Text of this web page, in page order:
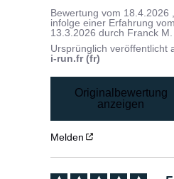
Bewertung vom 18.4.2026
infolge einer Erfahrung
13.3.2026 durch Franck M.
Ursprünglich veröffentlicht
i-run.fr (fr)
Originalbewertung
anzeigen
Melden